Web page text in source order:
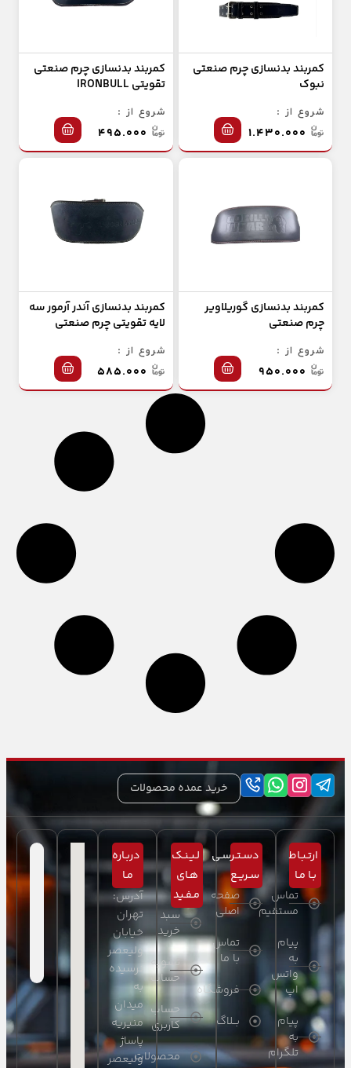
کمربند بدنسازی چرم صنعتی
نبوک
شروع از :
کمربند بدنسازی چرم صنعتی
تقویتی IRONBULL
شروع از :
کمربند بدنسازی گوریلاویر
چرم صنعتی
شروع از :
کمربند بدنسازی آندر آرمور سه
لایه تقویتی چرم صنعتی
شروع از :
خرید عمده محصولات
ارتـبـاط
بـا مـا
تماس
مستقیم
پیام
به
واتس
اپ
پیام
به
تلگرام
دسـتـرسـی
سـریـع
صفحه
اصلی
تماس
با ما
فروشگاه
بــلاگ
لـیـنـک
هـای
مـفـید
سبد
خرید
تسویه
حساب
حساب
کاربری
محصولات
دربـاره
مـا
آدرس:
تهران
خیابان
ولیعصر
نرسیده
به
میدان
منیریه
پاساژ
ولیعصر